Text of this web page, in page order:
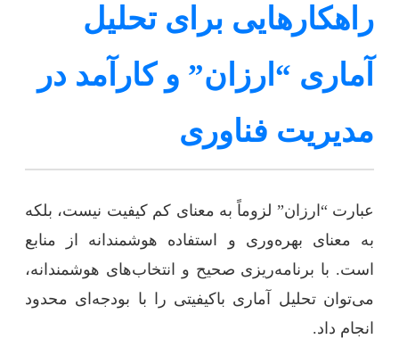
راهکارهایی برای تحلیل
آماری “ارزان” و کارآمد در
مدیریت فناوری
عبارت “ارزان” لزوماً به معنای کم کیفیت نیست، بلکه
به معنای بهره‌وری و استفاده هوشمندانه از منابع
است. با برنامه‌ریزی صحیح و انتخاب‌های هوشمندانه،
می‌توان تحلیل آماری باکیفیتی را با بودجه‌ای محدود
انجام داد.